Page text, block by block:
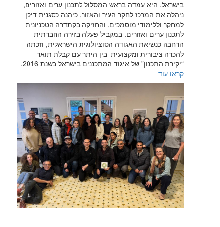
בישראל. היא עמדה בראש המסלול לתכנון ערים ואזורים,
ניהלה את המרכז לחקר העיר והאזור, כיהנה כסגנית דיקן
למחקר וללימודי מוסמכים, והחזיקה בקתדרה הטכניונית
לתכנון ערים ואזורים. במקביל פעלה בזירה החברתית
הרחבה כנשיאת האגודה הסוציולוגית הישראלית, וזכתה
להכרה ציבורית ומקצועית, בין היתר עם קבלת תואר
“יקירת התכנון” של איגוד המתכננים בישראל בשנת 2016.
קראו עוד